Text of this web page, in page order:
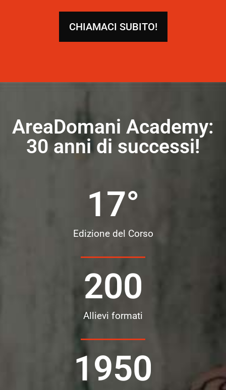
CHIAMACI SUBITO!
AreaDomani Academy:
30 anni di successi!
Edizione del Corso
17°
Allievi formati
200
1950